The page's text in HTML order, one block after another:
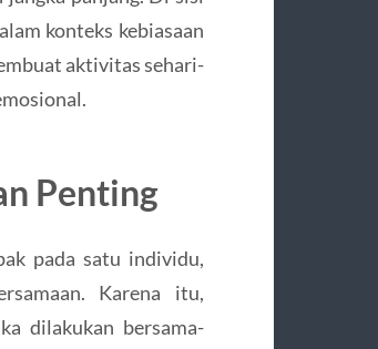
konteks kebiasaan
aktivitas sehari-
Penting
pada satu individu,
Karena itu,
dilakukan bersama-